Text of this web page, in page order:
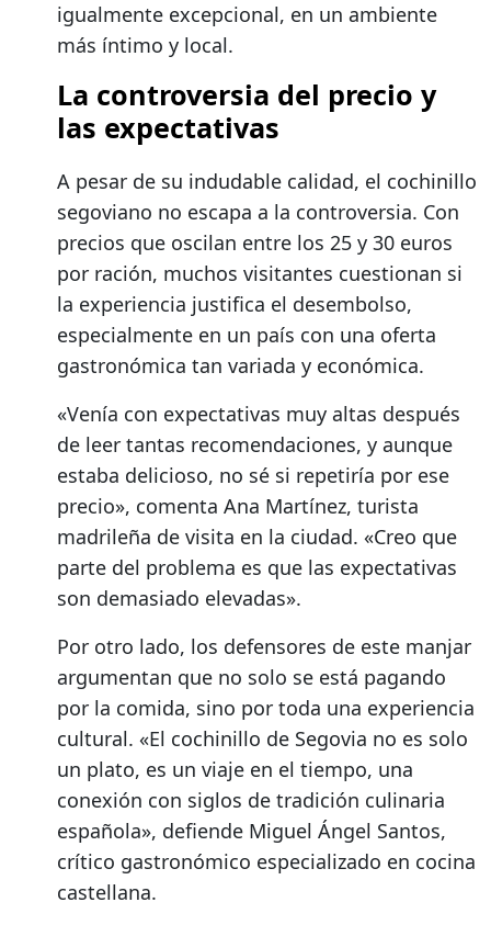
igualmente excepcional, en un ambiente
más íntimo y local.
La controversia del precio y
las expectativas
A pesar de su indudable calidad, el cochinillo
segoviano no escapa a la controversia. Con
precios que oscilan entre los 25 y 30 euros
por ración, muchos visitantes cuestionan si
la experiencia justifica el desembolso,
especialmente en un país con una oferta
gastronómica tan variada y económica.
«Venía con expectativas muy altas después
de leer tantas recomendaciones, y aunque
estaba delicioso, no sé si repetiría por ese
precio», comenta Ana Martínez, turista
madrileña de visita en la ciudad. «Creo que
parte del problema es que las expectativas
son demasiado elevadas».
Por otro lado, los defensores de este manjar
argumentan que no solo se está pagando
por la comida, sino por toda una experiencia
cultural. «El cochinillo de Segovia no es solo
un plato, es un viaje en el tiempo, una
conexión con siglos de tradición culinaria
española», defiende Miguel Ángel Santos,
crítico gastronómico especializado en cocina
castellana.